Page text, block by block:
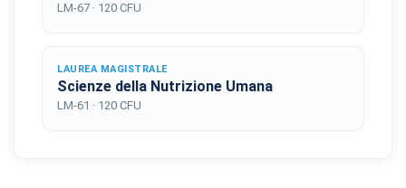
LM-67 · 120 CFU
LAUREA MAGISTRALE
Scienze della Nutrizione Umana
LM-61 · 120 CFU